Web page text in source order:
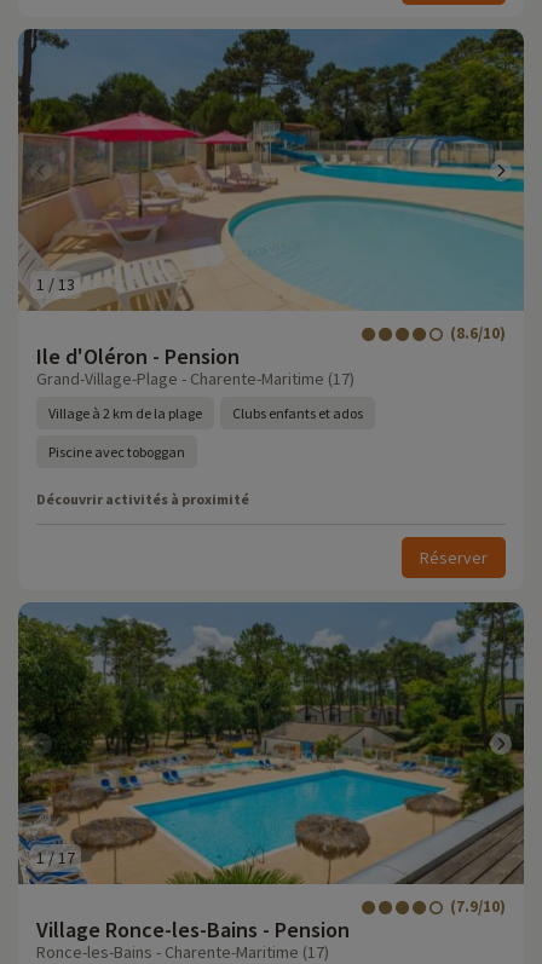
1 / 13
Ile d'Oléron - Pension
(8.6/10)
Grand-Village-Plage - Charente-Maritime (17)
Village à 2 km de la plage Clubs enfants et ados
Piscine avec toboggan
Découvrir activités à proximité
Réserver
1/17
Village Ronce-les-Bains - Pension
(7.9/10)
Ronce-les-Bains - Charente-Maritime (17)